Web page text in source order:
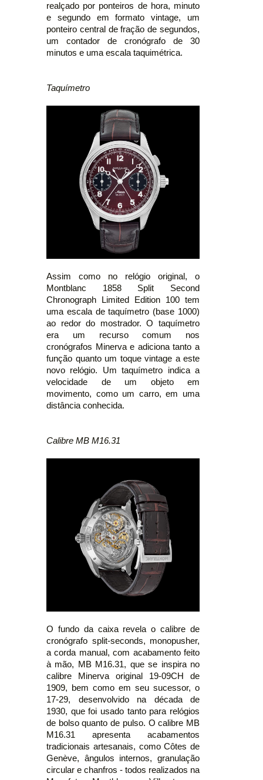
realçado por ponteiros de hora, minuto
e segundo em formato vintage, um
ponteiro central de fração de segundos,
um contador de cronógrafo de 30
minutos e uma escala taquimétrica.
Taquímetro
Assim como no relógio original, o
Montblanc 1858 Split Second
Chronograph Limited Edition 100 tem
uma escala de taquímetro (base 1000)
ao redor do mostrador. O taquímetro
era um recurso comum nos
cronógrafos Minerva e adiciona tanto a
função quanto um toque vintage a este
novo relógio. Um taquímetro indica a
velocidade de um objeto em
movimento, como um carro, em uma
distância conhecida.
Calibre MB M16.31
O fundo da caixa revela o calibre de
cronógrafo split-seconds, monopusher,
a corda manual, com acabamento feito
à mão, MB M16.31, que se inspira no
calibre Minerva original 19-09CH de
1909, bem como em seu sucessor, o
17-29, desenvolvido na década de
1930, que foi usado tanto para relógios
de bolso quanto de pulso. O calibre MB
M16.31 apresenta acabamentos
tradicionais artesanais, como Côtes de
Genève, ângulos internos, granulação
circular e chanfros - todos realizados na